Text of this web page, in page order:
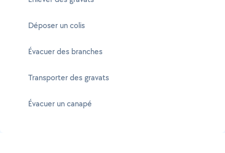
Déposer un colis
Évacuer des branches
Transporter des gravats
Évacuer un canapé